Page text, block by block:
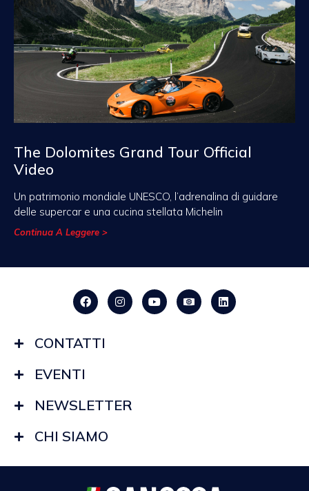
The Dolomites Grand Tour Official
Video
Un patrimonio mondiale UNESCO, l’adrenalina di guidare
delle supercar e una cucina stellata Michelin
Continua A Leggere >
CONTATTI
EVENTI
NEWSLETTER
CHI SIAMO